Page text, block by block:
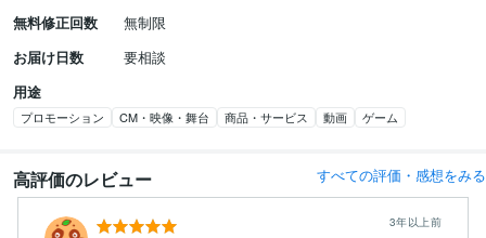
無料修正回数
無制限
お届け日数
要相談
用途
プロモーション CM・映像・舞台 商品・サービス 動画 ゲーム
高評価のレビュー すべての評価・感想をみる
3年以上前